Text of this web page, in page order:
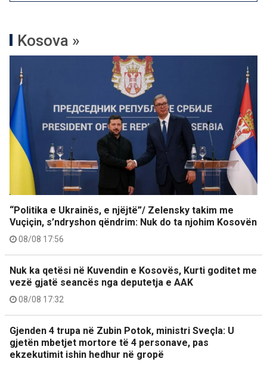
Kosova »
“Politika e Ukrainës, e njëjtë”/ Zelensky takim me
Vuçiçin, s’ndryshon qëndrim: Nuk do ta njohim Kosovën
08/08 17:56
Nuk ka qetësi në Kuvendin e Kosovës, Kurti goditet me
vezë gjatë seancës nga deputetja e AAK
08/08 17:32
Gjenden 4 trupa në Zubin Potok, ministri Sveçla: U
gjetën mbetjet mortore të 4 personave, pas
ekzekutimit ishin hedhur në gropë